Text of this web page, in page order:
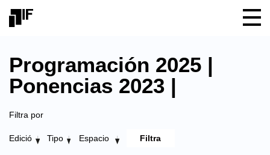
Programación 2025 |
Ponencias 2023 |
Filtra por
Edició Tipo Espacio